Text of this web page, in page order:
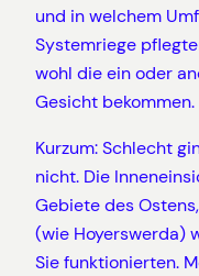
und in welchem
Systemriege
wohl die ein oder
Gesicht bekommen.
Kurzum: Schlecht
nicht. Die
Gebiete des
(wie Hoyerswerda)
Sie funktionierten.